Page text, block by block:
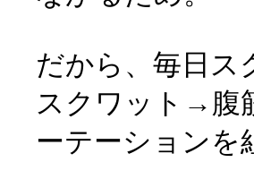
だから、毎日ス
スクワット→
ーテーションを